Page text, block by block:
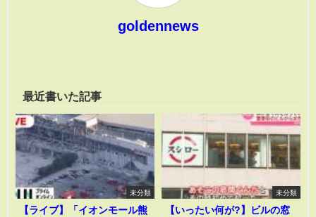
goldennews
最近書いた記事
未分類
【ライブ】「イオンモール熊
未分類
【いったい何が?】ビルの窓